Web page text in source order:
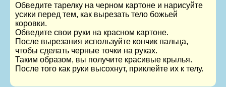
Обведите тарелку на черном картоне и нарисуйте
усики перед тем, как вырезать тело божьей
коровки.
Обведите свои руки на красном картоне.
После вырезания используйте кончик пальца,
чтобы сделать черные точки на руках.
Таким образом, вы получите красивые крылья.
После того как руки высохнут, приклейте их к телу.